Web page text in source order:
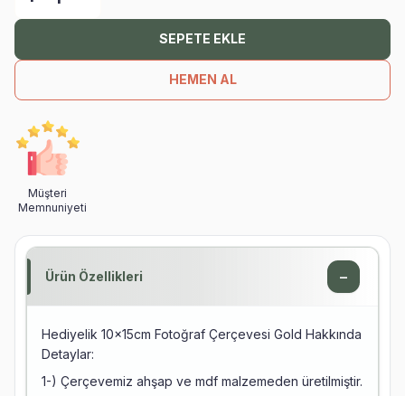
SEPETE EKLE
HEMEN AL
Müşteri
Memnuniyeti
Ürün Özellikleri −
Hediyelik 10x15cm Fotoğraf Çerçevesi Gold Hakkında
Detaylar:
1-) Çerçevemiz ahşap ve mdf malzemeden üretilmiştir.